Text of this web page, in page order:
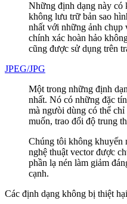
Những định dạng này có
không lưu trữ bản sao
nhất với những ảnh chụp
chính xác hoàn hảo
cũng được sử dụng trên
JPEG/JPG
Một trong những định
nhất. Nó có những đặc
mà ngưòi dùng có thể
muốn, trao đổi độ trung
Chúng tôi không khuyến
nghệ thuật vector được
phần lạ nén làm giảm
cạnh.
Các định dạng không bị thiệt hại